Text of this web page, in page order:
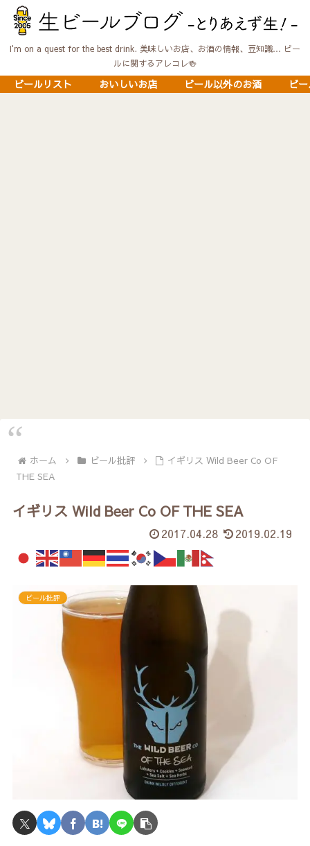
I'm on a quest for the best drink. 美味しいお店、お酒の情報、豆知識… ビー
ルに関するアレコレ🍻
ビールリスト おいしいお店 ビール以外のお酒 ビ
ホーム ビール批評
イギリス Wild Beer Co OF
THE SEA
イギリス Wild Beer Co OF THE SEA
2017.04.28 2019.02.19
ビール批評